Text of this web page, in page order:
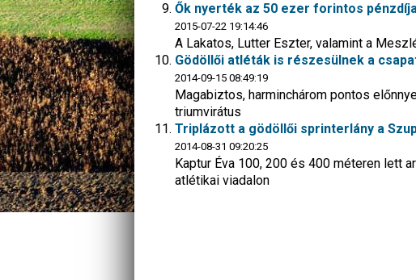
Ők nyerték az 50 ezer forintos
2015-07-22 19:14:46
A Lakatos, Lutter Eszter, valamint a
Gödöllői atléták is részesülnek a
2014-09-15 08:49:19
Magabiztos, harminchárom pontos
triumvirátus
Triplázott a gödöllői sprinterlány a
2014-08-31 09:20:25
Kaptur Éva 100, 200 és 400 méteren lett
atlétikai viadalon